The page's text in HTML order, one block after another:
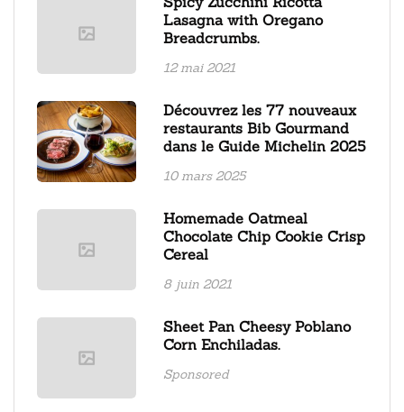
Lasagna with Oregano
Breadcrumbs.
12 mai 2021
Découvrez les 77 nouveaux
restaurants Bib Gourmand
dans le Guide Michelin 2025
10 mars 2025
Homemade Oatmeal
Chocolate Chip Cookie Crisp
Cereal
8 juin 2021
Sheet Pan Cheesy Poblano
Corn Enchiladas.
Sponsored